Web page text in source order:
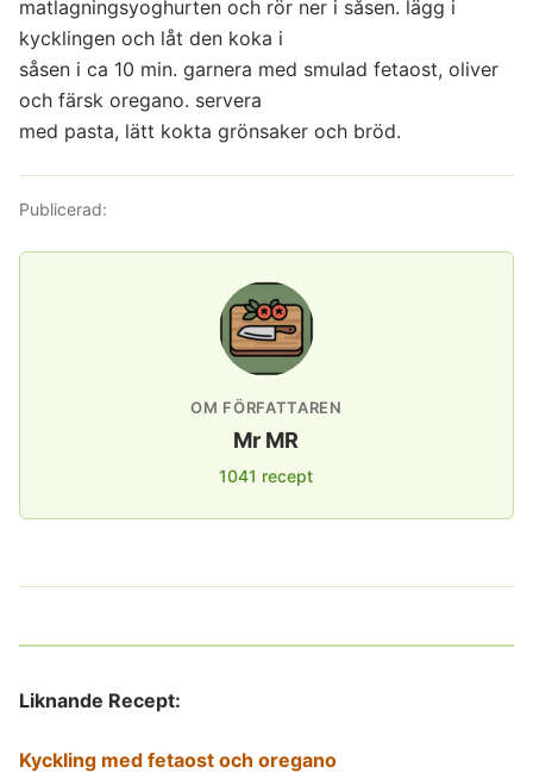
matlagningsyoghurten och rör ner i såsen. lägg i
kycklingen och låt den koka i
såsen i ca 10 min. garnera med smulad fetaost, oliver
och färsk oregano. servera
med pasta, lätt kokta grönsaker och bröd.
Publicerad:
OM FÖRFATTAREN
Mr MR
1041 recept
Liknande Recept:
Kyckling med fetaost och oregano